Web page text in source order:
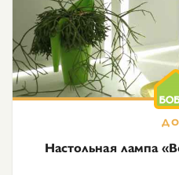
Настольная лампа